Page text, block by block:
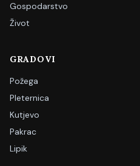
Gospodarstvo
Život
GRADOVI
Požega
Pleternica
Kutjevo
Pakrac
Lipik